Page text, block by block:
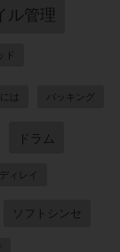
ル管理
ド
は バッキング
ドラム
ディレイ
ソフトシンセ